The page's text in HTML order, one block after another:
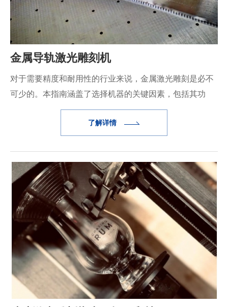
金属导轨激光雕刻机
对于需要精度和耐用性的行业来说，金属激光雕刻是必不
可少的。本指南涵盖了选择机器的关键因素，包括其功
能、优势以及在航空航天、医疗、汽车和消费品中的应
了解详情